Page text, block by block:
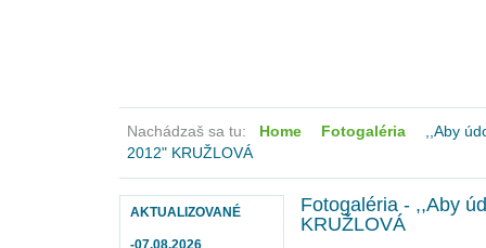
Nachádzaš sa tu: Home Fotogaléria
,,Aby
2012" KRUŽLOVÁ
AKTUALIZOVANÉ
-07.08.2026
Fotogaléria - ,,Aby
KRUŽLOVÁ